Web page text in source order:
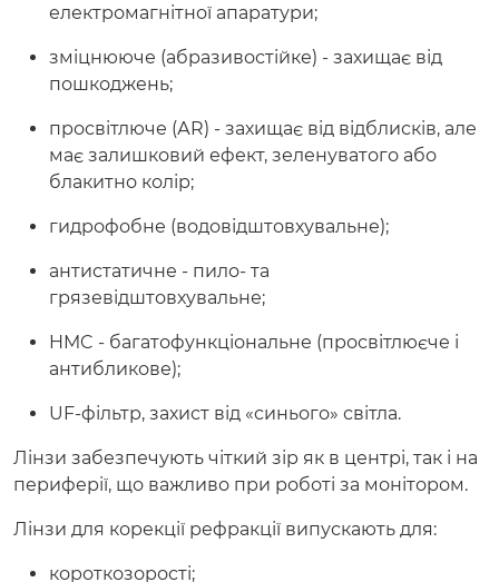
електромагнітної апаратури;
зміцнююче (абразивостійке) - захищає від
пошкоджень;
просвітлюче (АR) - захищає від відблисків, але
має залишковий ефект, зеленуватого або
блакитно колір;
гидрофобне (водовідштовхувальне);
антистатичне - пило- та
грязевідштовхувальне;
HMC - багатофункціональне (просвітлюєче і
антибликове);
UF-фільтр, захист від «синього» світла.
Лінзи забезпечують чіткий зір як в центрі, так і на
периферії, що важливо при роботі за монітором.
Лінзи для корекції рефракції випускають для:
короткозорості;